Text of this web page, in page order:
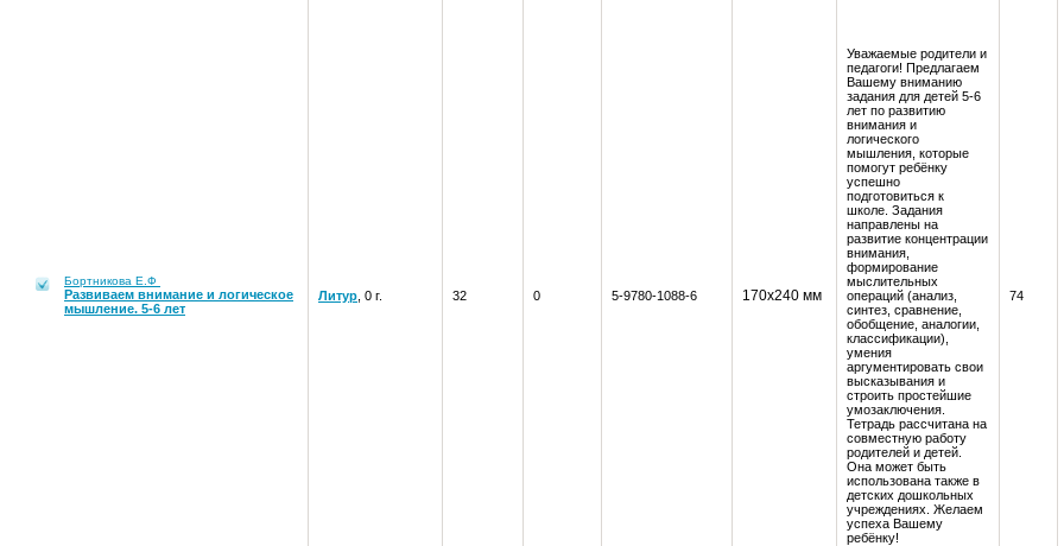
Бортникова Е.Ф
Развиваем внимание и логическое
мышление. 5-6 лет
Литур , 0 г. 32 0 5-9780-1088-6 170x240 мм
Уважаемые родители и
педагоги! Предлагаем
Вашему вниманию
задания для детей 5-6
лет по развитию
внимания и
логического
мышления, которые
помогут ребёнку
успешно
подготовиться к
школе. Задания
направлены на
развитие концентрации
внимания,
формирование
мыслительных
операций (анализ,
синтез, сравнение,
обобщение, аналогии,
классификации),
умения
аргументировать свои
высказывания и
строить простейшие
умозаключения.
Тетрадь рассчитана на
совместную работу
родителей и детей.
Она может быть
использована также в
детских дошкольных
учреждениях. Желаем
успеха Вашему
ребёнку!
74